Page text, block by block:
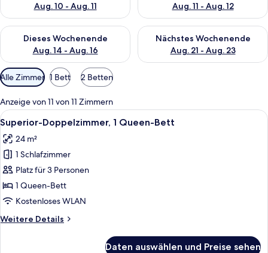
Aug. 10 - Aug. 11
Aug. 11 - Aug. 12
Dieses Wochenende
Aug. 14 - Aug. 16
Überprüfe die Verfügbarkeit für dieses Wochenende, Aug. 14
Nächstes Wochenende
Aug. 21 - Aug. 23
Überprüfe die Verfügbarkeit
Verfügbare
Filter
für
Zimmer
Alle Zimmer 1 Bett 2 Betten
Anzeige von 11 von 11 Zimmern
Alle
Fotos
für
Superior-
Doppelzimmer,
1
Queen-
anzeigen
Ein Hotelzimmer mit Bett,
5
Superior-Doppelzimmer, 1 Queen-Bett
24 m²
1 Schlafzimmer
Platz für 3 Personen
1 Queen-Bett
Kostenloses WLAN
Weitere Details
Weitere
Daten auswählen und Preise sehen